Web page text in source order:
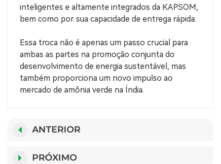
inteligentes e altamente integrados da KAPSOM,
bem como por sua capacidade de entrega rápida.
Essa troca não é apenas um passo crucial para
ambas as partes na promoção conjunta do
desenvolvimento de energia sustentável, mas
também proporciona um novo impulso ao
mercado de amônia verde na Índia.
ANTERIOR
PRÓXIMO